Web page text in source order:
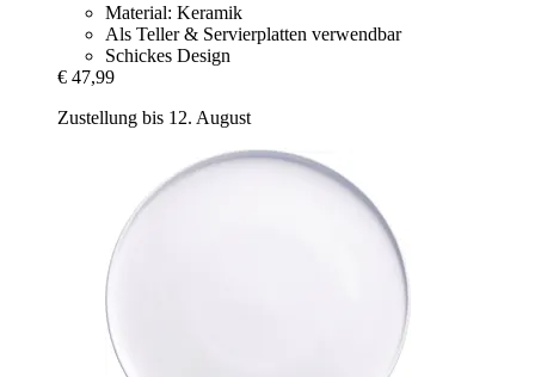
Material: Keramik
Als Teller & Servierplatten verwendbar
Schickes Design
€ 47,99
Zustellung bis 12. August